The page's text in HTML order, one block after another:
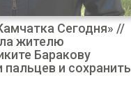
Сегодня» //
жителю
Баракову
и сохранить